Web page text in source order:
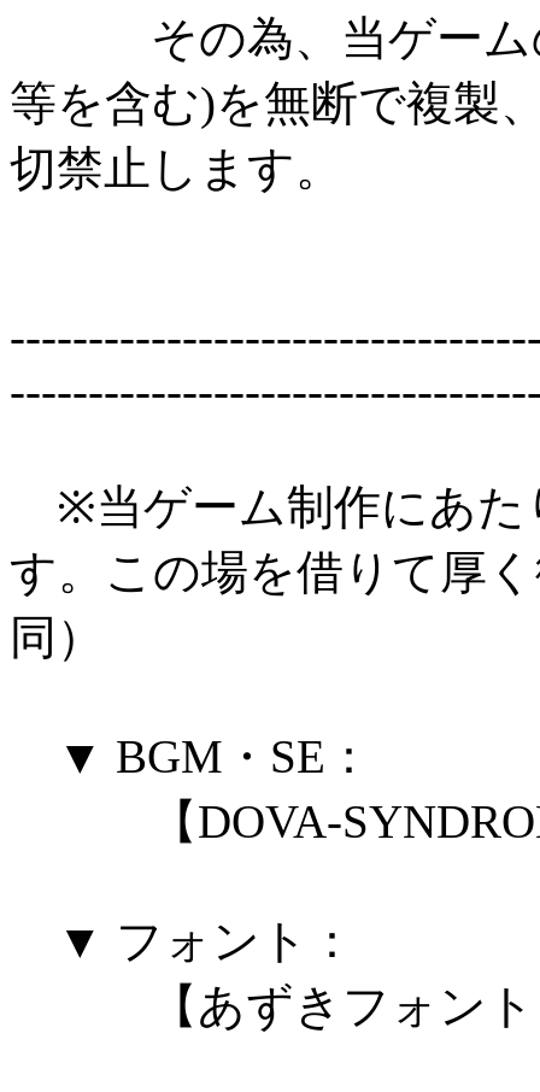
その為、当ゲームの
等を含む)を無断で複製
切禁止します。
※当ゲーム制作にあた
す。この場を借りて厚
同）
▼ BGM・SE：
【DOVA-
▼ フォント：
【あずきフォント】